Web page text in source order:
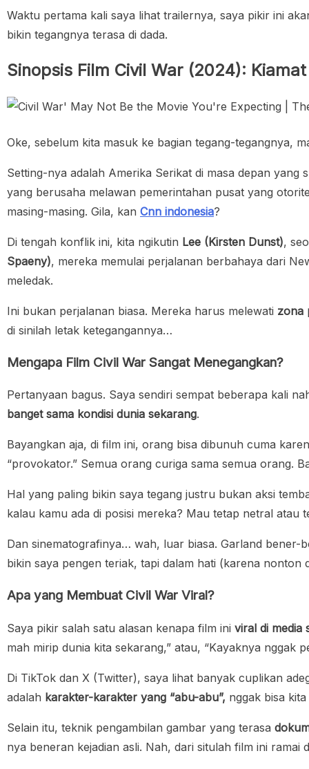
Waktu pertama kali saya lihat trailernya, saya pikir ini
bikin tegangnya terasa di dada.
Sinopsis Film Civil War (2024):
Oke, sebelum kita masuk ke bagian tegang-tegangnya,
Setting-nya adalah Amerika Serikat di masa depan
yang berusaha melawan pemerintahan pusat yang
masing-masing. Gila, kan Cnn indonesia?
Di tengah konflik ini, kita ngikutin Lee (Kirsten Dunst),
Spaeny), mereka memulai perjalanan berbahaya dari
meledak.
Ini bukan perjalanan biasa. Mereka harus melewati zona
di sinilah letak ketegangannya…
Mengapa Film Civil War Sangat Menegangkan?
Pertanyaan bagus. Saya sendiri sempat beberapa kali
banget sama kondisi dunia sekarang.
Bayangkan aja, di film ini, orang bisa dibunuh cuma
“provokator.” Semua orang curiga sama semua orang.
Hal yang paling bikin saya tegang justru bukan aksi
kalau kamu ada di posisi mereka? Mau tetap netral atau
Dan sinematografinya… wah, luar biasa. Garland bener-
bikin saya pengen teriak, tapi dalam hati (karena nonton
Apa yang Membuat Civil War Viral?
Saya pikir salah satu alasan kenapa film ini viral di media
mah mirip dunia kita sekarang,” atau, “Kayaknya nggak
Di TikTok dan X (Twitter), saya lihat banyak cuplikan
adalah karakter-karakter yang “abu-abu”, nggak bisa
Selain itu, teknik pengambilan gambar yang terasa
nya beneran kejadian asli. Nah, dari situlah film ini